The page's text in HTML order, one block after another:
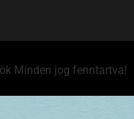
Minden jog fenntartva!